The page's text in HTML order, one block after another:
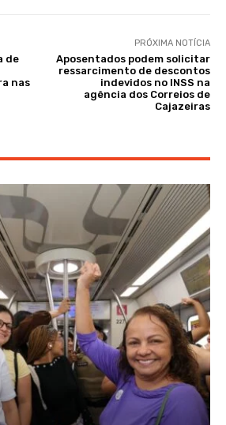
de
nas
PRÓXIMA NOTÍCIA
Aposentados podem solicitar
ressarcimento de descontos
indevidos no INSS na
agência dos Correios de
Cajazeiras